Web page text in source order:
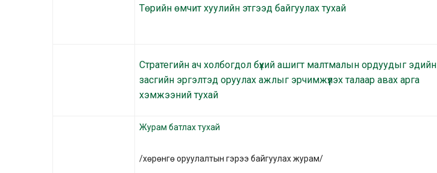
Төрийн өмчит хуулийн этгээд байгуулах тухай
Стратегийн ач холбогдол бүхий ашигт малтмалын ордуудыг эдийн
засгийн эргэлтэд оруулах ажлыг эрчимжүүлэх талаар авах арга
хэмжээний тухай
Журам батлах тухай
/хөрөнгө оруулалтын гэрээ байгуулах журам/